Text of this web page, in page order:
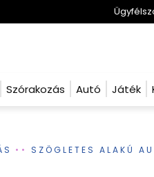
Szórakozás Autó Játék
SZÖGLETES ALAKÚ